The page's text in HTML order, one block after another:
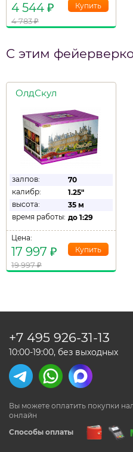
4 544 ₽
4 783₽
С этим
ОлдСкул
залпов:
70
калибр:
1.25"
высота:
35 м
время работы: до 1:29
Цена:
17 997 ₽
19 997₽
Способы оплаты
Вы можете оплатить покупки
онлайн
+7 495 926-31-13
10:00-19:00, без выходных